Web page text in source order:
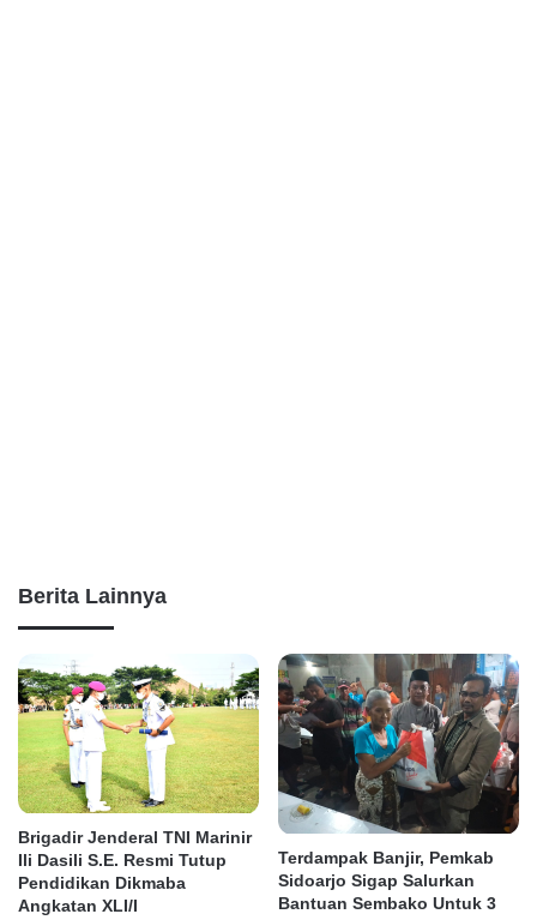
Berita Lainnya
Brigadir Jenderal TNI Marinir
Ili Dasili S.E. Resmi Tutup
Pendidikan Dikmaba
Angkatan XLI/I
Terdampak Banjir, Pemkab
Sidoarjo Sigap Salurkan
Bantuan Sembako Untuk 3